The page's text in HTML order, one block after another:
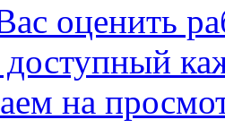
оценить
доступный
на